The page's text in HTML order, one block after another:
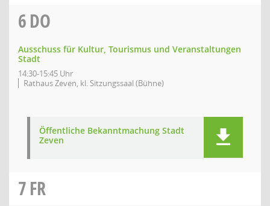
6DO
Ausschuss für Kultur, Tourismus und Veranstaltungen
Stadt
14:30-15:45 Uhr
Rathaus Zeven, kl. Sitzungssaal (Bühne)
Öffentliche Bekanntmachung Stadt
Zeven
7FR